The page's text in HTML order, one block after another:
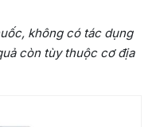
không có tác dụng
còn tùy thuộc cơ địa